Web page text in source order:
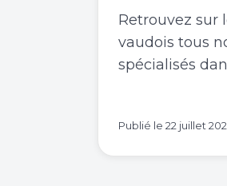
Retrouvez sur
vaudois tous
spécialisés
Publié le 22 juillet